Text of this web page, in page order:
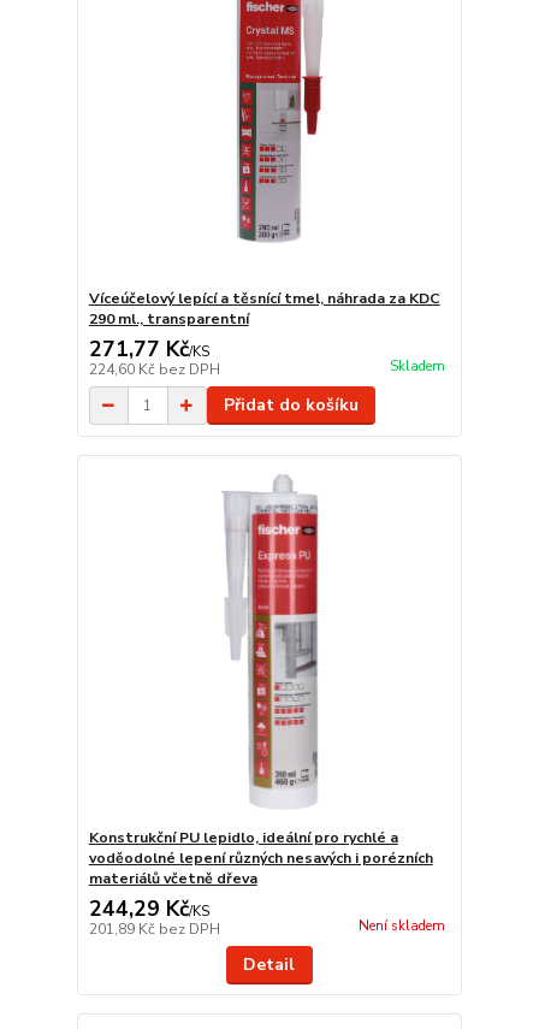
Víceúčelový lepící a těsnící tmel, náhrada za KDC
290 ml., transparentní
271,77 Kč/KS
224,60 Kč bez DPH Skladem
Přidat do košíku
Konstrukční PU lepidlo, ideální pro rychlé a
voděodolné lepení různých nesavých i porézních
materiálů včetně dřeva
244,29 Kč/KS
201,89 Kč bez DPH Není skladem
Detail